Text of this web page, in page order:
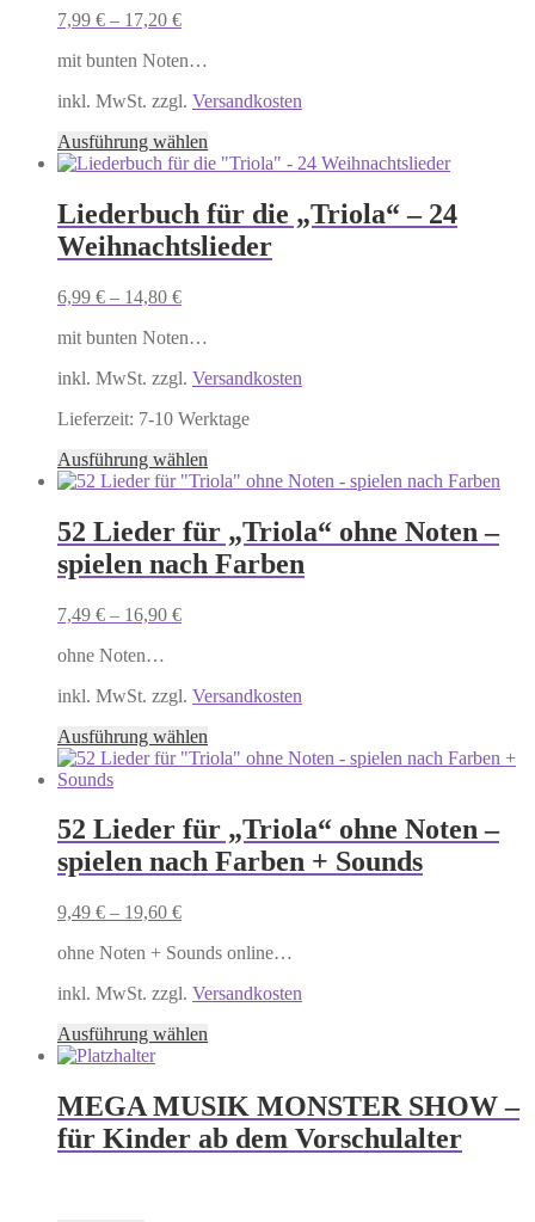
Produktseite
werden
7,99 € – 17,20 €
mit bunten Noten…
inkl. MwSt. zzgl. Versandkosten
Ausführung wählen
Produkt
mehrere
Varianten
auf.
Produktseite
werden
Liederbuch für die „Triola“ – 24
Weihnachtslieder
6,99 € – 14,80 €
mit bunten Noten…
inkl. MwSt. zzgl. Versandkosten
Lieferzeit: 7-10 Werktage
Ausführung wählen
Produkt
mehrere
Varianten
auf.
Produktseite
werden
52 Lieder für „Triola“ ohne Noten –
spielen nach Farben
7,49 € – 16,90 €
ohne Noten…
inkl. MwSt. zzgl. Versandkosten
Ausführung wählen
Produkt
Varianten
auf.
Die
der
gewählt
52 Lieder für „Triola“ ohne Noten –
spielen nach Farben + Sounds
9,49 € – 19,60 €
ohne Noten + Sounds online…
inkl. MwSt. zzgl. Versandkosten
Ausführung wählen
mehrere
Varianten
auf.
MEGA MUSIK MONSTER SHOW –
für Kinder ab dem Vorschulalter